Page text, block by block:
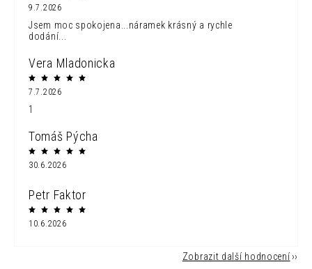
9.7.2026
Jsem moc spokojena...náramek krásný a rychle
dodání...
Vera Mladonicka
7.7.2026
1
Tomáš Pýcha
30.6.2026
Petr Faktor
10.6.2026
Zobrazit další hodnocení